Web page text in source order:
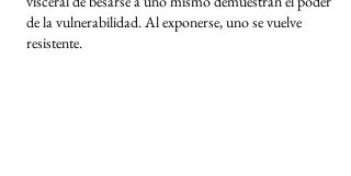
de la vulnerabilidad. Al exponerse, uno se vuelve
resistente.